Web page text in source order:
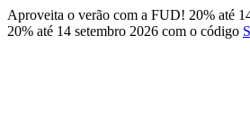
Aproveita o verão com a FUD! 20% até
20% até 14 setembro 2026 com o código